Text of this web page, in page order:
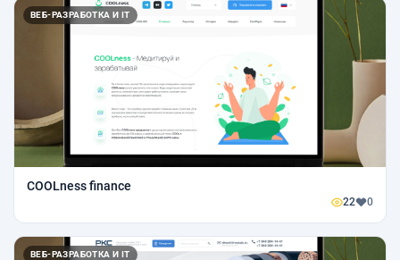
ВЕБ-РАЗРАБОТКА И IT
COOLness finance
22 0
ВЕБ-РАЗРАБОТКА И IT